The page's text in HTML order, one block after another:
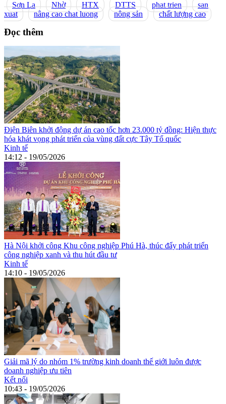
Sơn La
Nhờ HTX DTTS phat trien
san
xuat
nâng cao chat luong nông sản chất lượng cao
Đọc thêm
Điện Biên khởi động dự án cao tốc hơn 23.000 tỷ đồng: Hiện thực
hóa khát vọng phát triển của vùng đất cực Tây Tổ quốc
Kinh tế
14:12 - 19/05/2026
Hà Nội khởi công Khu công nghiệp Phú Hà, thúc đẩy phát triển
công nghiệp xanh và thu hút đầu tư
Kinh tế
14:10 - 19/05/2026
Giải mã lý do nhóm 1% trường kinh doanh thế giới luôn được
doanh nghiệp ưu tiên
Kết nối
10:43 - 19/05/2026